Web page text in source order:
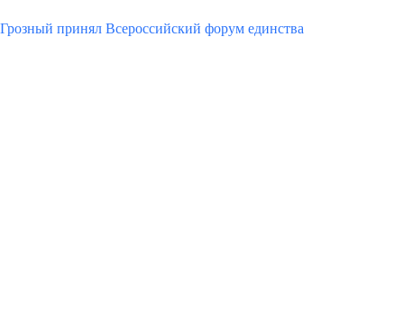
Грозный принял Всероссийский форум единства